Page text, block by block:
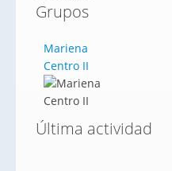
Grupos
Mariena
Centro II
Última actividad